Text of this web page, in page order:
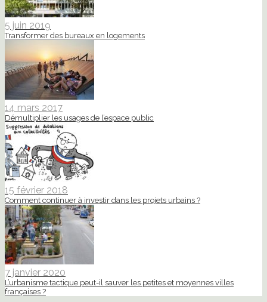
5 juin 2019
Transformer des bureaux en logements
14 mars 2017
Démultiplier les usages de l’espace public
15 février 2018
Comment continuer à investir dans les projets urbains ?
7 janvier 2020
L’urbanisme tactique peut-il sauver les petites et moyennes villes
françaises ?